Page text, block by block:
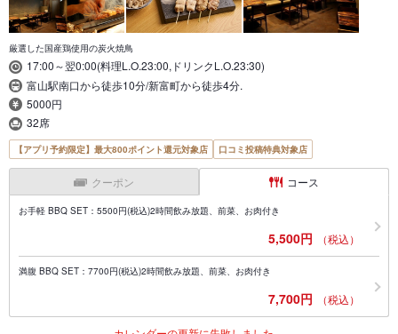
厳選した国産鶏使用の炭火焼鳥
17:00～翌0:00(料理L.O.23:00,ドリンクL.O.23:30)
富山駅南口から徒歩10分/新富町から徒歩4分.
5000円
32席
【アプリ予約限定】最大800ポイント還元対象店 口コミ投稿特典対象店
クーポン コース
お手軽 BBQ SET：5500円(税込)2時間飲み放題、前菜、お肉付き
5,500円 （税込）
満腹 BBQ SET：7700円(税込)2時間飲み放題、前菜、お肉付き
7,700円 （税込）